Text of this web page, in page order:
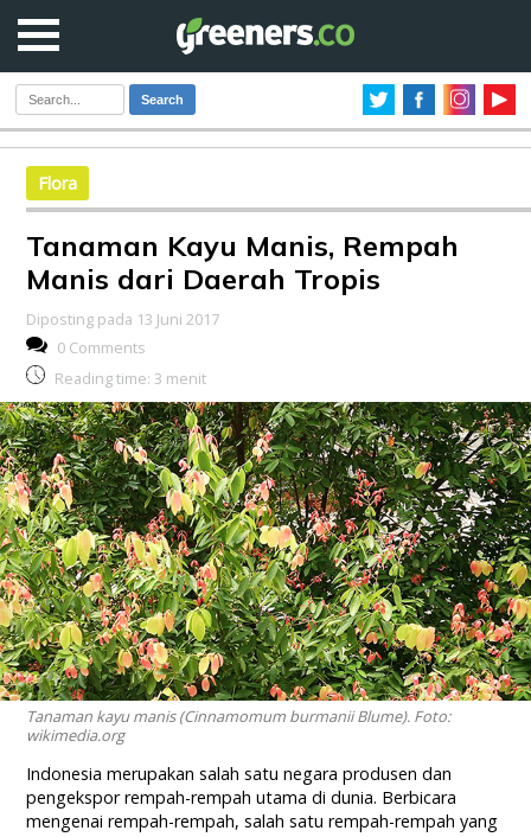
Search
Flora
Tanaman Kayu Manis, Rempah
Manis dari Daerah Tropis
Diposting pada 13 Juni 2017
0 Comments
Reading time: 3 menit
Tanaman kayu manis (Cinnamomum burmanii Blume). Foto:
wikimedia.org
Indonesia merupakan salah satu negara produsen dan
pengekspor rempah-rempah utama di dunia. Berbicara
mengenai rempah-rempah, salah satu rempah-rempah yang